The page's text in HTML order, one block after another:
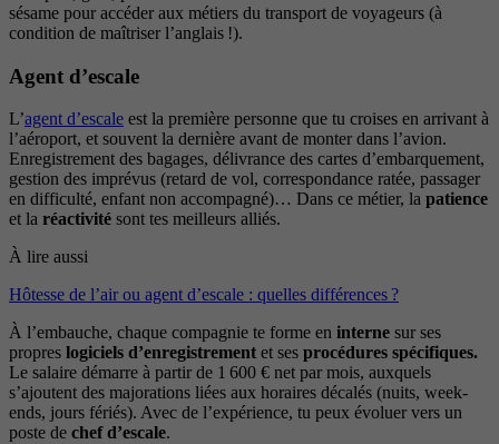
sésame pour accéder aux métiers du transport de voyageurs (à
condition de maîtriser l’anglais !).
Agent d’escale
L’agent d’escale est la première personne que tu croises en arrivant à
l’aéroport, et souvent la dernière avant de monter dans l’avion.
Enregistrement des bagages, délivrance des cartes d’embarquement,
gestion des imprévus (retard de vol, correspondance ratée, passager
en difficulté, enfant non accompagné)… Dans ce métier, la patience
et la réactivité sont tes meilleurs alliés.
À lire aussi
Hôtesse de l’air ou agent d’escale : quelles différences ?
À l’embauche, chaque compagnie te forme en interne sur ses
propres logiciels d’enregistrement et ses procédures spécifiques.
Le salaire démarre à partir de 1 600 € net par mois, auxquels
s’ajoutent des majorations liées aux horaires décalés (nuits, week-
ends, jours fériés). Avec de l’expérience, tu peux évoluer vers un
poste de chef d’escale.